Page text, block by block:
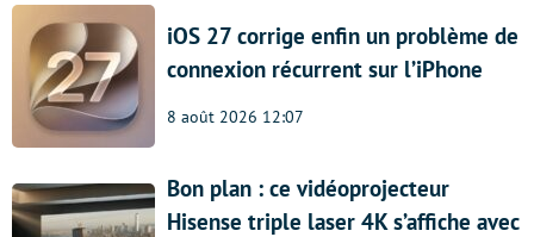
iOS 27 corrige enfin un problème de
connexion récurrent sur l’iPhone
8 août 2026 12:07
Bon plan : ce vidéoprojecteur
Hisense triple laser 4K s’affiche avec